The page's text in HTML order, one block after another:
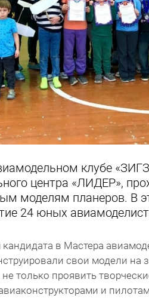
клубе
центра «ЛИДЕР»,
моделям планеров. В
24 юных
в Мастера
свои модели на
только проявить
и